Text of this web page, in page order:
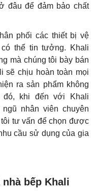
đâu để đảm bảo chất
phối các thiết bị vệ
thể tin tưởng. Khali
mà chúng tôi bày bán
sẽ chịu hoàn toàn mọi
ra sản phẩm không
khi đến với Khali
nhân viên chuyên
tư vấn để chọn được
cầu sử dụng của gia
bếp Khali